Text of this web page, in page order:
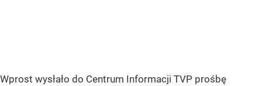
Wprost wysłało do Centrum Informacji TVP prośbę